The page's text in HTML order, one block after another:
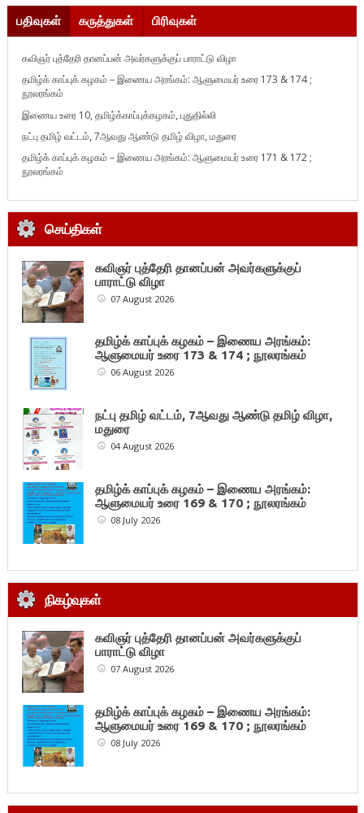
பதிவுகள் கருத்துகள் பிரிவுகள்
கவிஞர் புத்தேரி தானப்பன் அவர்களுக்குப் பாராட்டு விழா
தமிழ்க் காப்புக் கழகம் – இணைய அரங்கம்: ஆளுமையர் உரை 173 & 174 ;
நூலரங்கம்
இணைய உரை 10, தமிழ்க்காப்புக்கழகம், புதுதில்லி
நட்பு தமிழ் வட்டம், 7ஆவது ஆண்டு தமிழ் விழா, மதுரை
தமிழ்க் காப்புக் கழகம் – இணைய அரங்கம்: ஆளுமையர் உரை 171 & 172 ;
நூலரங்கம்
செய்திகள்
கவிஞர் புத்தேரி தானப்பன் அவர்களுக்குப்
பாராட்டு விழா
07 August 2026
தமிழ்க் காப்புக் கழகம் – இணைய அரங்கம்:
ஆளுமையர் உரை 173 & 174 ; நூலரங்கம்
06 August 2026
நட்பு தமிழ் வட்டம், 7ஆவது ஆண்டு தமிழ் விழா,
மதுரை
04 August 2026
தமிழ்க் காப்புக் கழகம் – இணைய அரங்கம்:
ஆளுமையர் உரை 169 & 170 ; நூலரங்கம்
08 July 2026
நிகழ்வுகள்
கவிஞர் புத்தேரி தானப்பன் அவர்களுக்குப்
பாராட்டு விழா
07 August 2026
தமிழ்க் காப்புக் கழகம் – இணைய அரங்கம்:
ஆளுமையர் உரை 169 & 170 ; நூலரங்கம்
08 July 2026